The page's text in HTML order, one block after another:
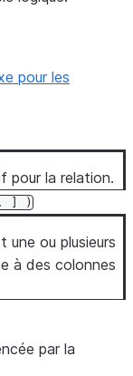
pour les
pour la relation.
)
une ou plusieurs
à des colonnes
par la